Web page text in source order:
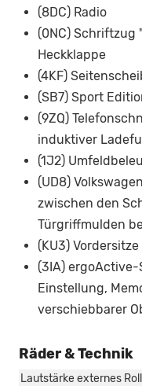
(8DC) Radio
(0NC) Schriftzug
Heckklappe
(4KF)
(SB7) Sport
(9ZQ)
induktiver
(1J2)
(UD8)
zwischen den
Türgriffmulden
(KU3)
(3IA)
Einstellung,
verschiebbarer
Räder & Technik
Lautstärke externes